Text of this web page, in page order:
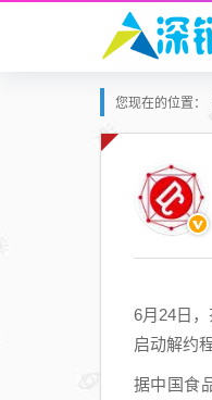
您现在的位置：
6月24日
启动解约
据中国食